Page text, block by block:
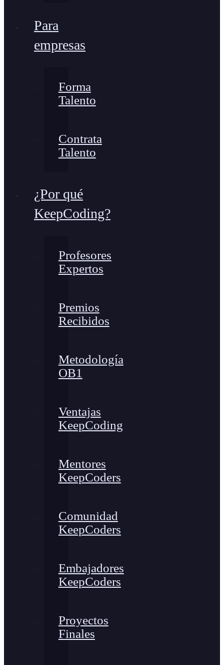
Para
empresas
Forma
Talento
Contrata
Talento
¿Por qué
KeepCoding?
Profesores
Expertos
Premios
Recibidos
Metodología
OB1
Ventajas
KeepCoding
Mentores
KeepCoders
Comunidad
KeepCoders
Embajadores
KeepCoders
Proyectos
Finales